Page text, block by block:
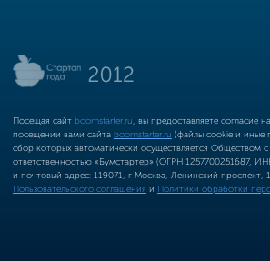
Посещая сайт boomstarter.ru , вы предоставляете согласие
посещении вами сайта boomstarter.ru (файлы cookie и иные
сбор которых автоматически осуществляется Обществом
ответственностью «Бумстартер» (ОГРН 1257700251687,
и почтовый адрес: 119071, г Москва, Ленинский проспект,
Пользовательского соглашения и Политики обработки